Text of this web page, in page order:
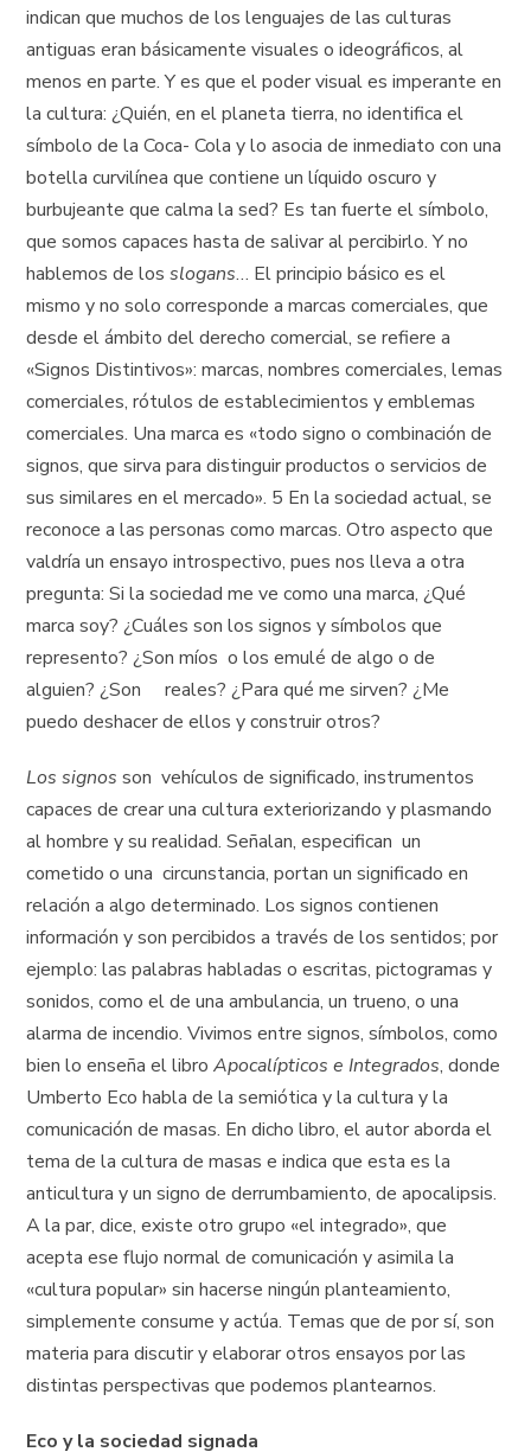
indican que muchos de los lenguajes de las culturas
antiguas eran básicamente visuales o ideográficos, al
menos en parte. Y es que el poder visual es imperante en
la cultura: ¿Quién, en el planeta tierra, no identifica el
símbolo de la Coca- Cola y lo asocia de inmediato con una
botella curvilínea que contiene un líquido oscuro y
burbujeante que calma la sed? Es tan fuerte el símbolo,
que somos capaces hasta de salivar al percibirlo. Y no
hablemos de losslogans… El principio básico es el
mismo y no solo corresponde a marcas comerciales, que
desde el ámbito del derecho comercial, se refiere a
«Signos Distintivos»: marcas, nombres comerciales, lemas
comerciales, rótulos de establecimientos y emblemas
comerciales. Una marca es «todo signo o combinación de
signos, que sirva para distinguir productos o servicios de
sus similares en el mercado». 5 En la sociedad actual, se
reconoce a las personas como marcas. Otro aspecto que
valdría un ensayo introspectivo, pues nos lleva a otra
pregunta: Si la sociedad me ve como una marca, ¿Qué
marca soy? ¿Cuáles son los signos y símbolos que
represento? ¿Son míos o los emulé de algo o de
alguien? ¿Son reales? ¿Para qué me sirven? ¿Me
puedo deshacer de ellos y construir otros?
Los signosson vehículos de significado, instrumentos
capaces de crear una cultura exteriorizando y plasmando
al hombre y su realidad. Señalan, especifican un
cometido o una circunstancia, portan un significado en
relación a algo determinado. Los signos contienen
información y son percibidos a través de los sentidos; por
ejemplo: las palabras habladas o escritas, pictogramas y
sonidos, como el de una ambulancia, un trueno, o una
alarma de incendio. Vivimos entre signos, símbolos, como
bien lo enseña el libroApocalípticos e Integrados, donde
Umberto Eco habla de la semiótica y la cultura y la
comunicación de masas. En dicho libro, el autor aborda el
tema de la cultura de masas e indica que esta es la
anticultura y un signo de derrumbamiento, de apocalipsis.
A la par, dice, existe otro grupo «el integrado», que
acepta ese flujo normal de comunicación y asimila la
«cultura popular» sin hacerse ningún planteamiento,
simplemente consume y actúa. Temas que de por sí, son
materia para discutir y elaborar otros ensayos por las
distintas perspectivas que podemos plantearnos.
Eco y la sociedad signada